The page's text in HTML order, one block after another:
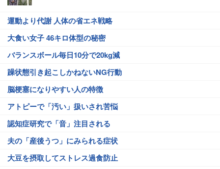
運動より代謝 人体の省エネ戦略
大食い女子 46キロ体型の秘密
バランスボール毎日10分で20kg減
躁状態引き起こしかねないNG行動
脳梗塞になりやすい人の特徴
アトピーで「汚い」扱いされ苦悩
認知症研究で「音」注目される
夫の「産後うつ」にみられる症状
大豆を摂取してストレス過食防止